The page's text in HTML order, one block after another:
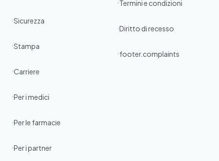
Sicurezza
Stampa
Carriere
Per i medici
Per le farmacie
Per i partner
Termini e condizioni
Diritto di recesso
footer.complaints